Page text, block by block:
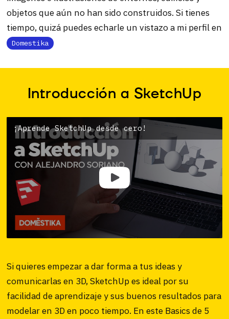
objetos que aún no han sido construidos. Si tienes
tiempo, quizá puedes echarle un vistazo a mi perfil en
Domestika
Introducción a SketchUp
¡Aprende SketchUp desde cero!
Si quieres empezar a dar forma a tus ideas y
comunicarlas en 3D, SketchUp es ideal por su
facilidad de aprendizaje y sus buenos resultados para
modelar en 3D en poco tiempo. En este Basics de 5